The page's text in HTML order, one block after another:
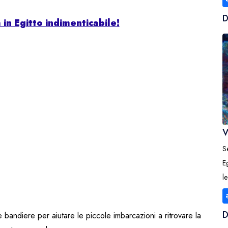
in Egitto indimenticabile!
per aiutare le piccole imbarcazioni a ritrovare la